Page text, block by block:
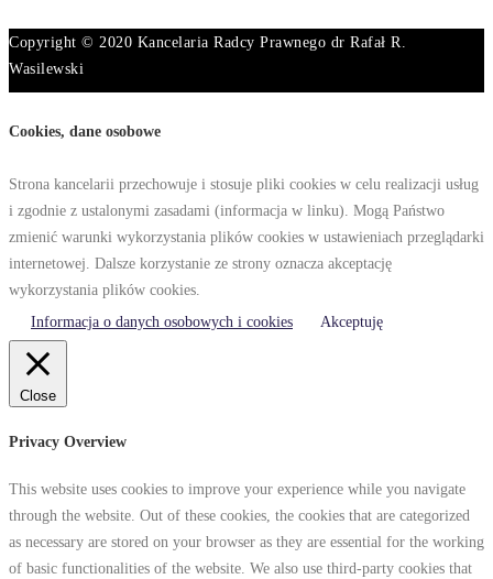
Copyright © 2020 Kancelaria Radcy Prawnego dr Rafał R.
Wasilewski
Cookies, dane osobowe
Strona kancelarii przechowuje i stosuje pliki cookies w celu realizacji usług
i zgodnie z ustalonymi zasadami (informacja w linku). Mogą Państwo
zmienić warunki wykorzystania plików cookies w ustawieniach przeglądarki
internetowej. Dalsze korzystanie ze strony oznacza akceptację
wykorzystania plików cookies.
Informacja o danych osobowych i cookies
Akceptuję
Close
Privacy Overview
This website uses cookies to improve your experience while you navigate
through the website. Out of these cookies, the cookies that are categorized
as necessary are stored on your browser as they are essential for the working
of basic functionalities of the website. We also use third-party cookies that